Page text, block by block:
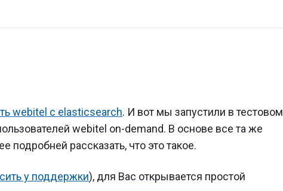
webitel с elasticsearch. И вот мы запустили в тестовом
webitel on-demand. В основе все та же
подробней рассказать, что это такое.
у поддержки), для Вас открывается простой